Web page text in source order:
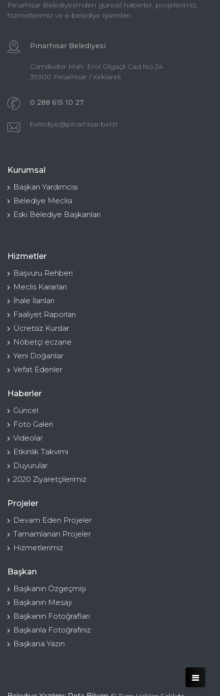
Pınarhisar Belediyesi'nden güncel haberler, projelerimiz,
hizmetlerimiz ve e-belediye işlemleri
Pınarhisar Belediyesi
Camiikebir Mah. Erol Olgaçlı Cad.No:24
39300 Pınarhisar / Kırklareli
0 288 615 10 27
belediye@pinarhisar.bel.tr
Kurumsal
Başkan Yardımcısı
Belediye Meclisi
Eski Belediye Başkanları
Hizmetler
Başvuru Rehberi
Meclis Kararları
İhale İlanları
Faaliyet Raporları
Ücretsiz Kurslar
Nöbetçi eczane
Yeni Doğanlar
Vefat Edenler
Haberler
Güncel
Foto Galeri
Videolar
Etkinlik Takvimi
Duyurular
2020 Ziyaretçilerimiz
Projeler
Devam Eden Projeler
Tamamlanan Projeler
Hizmetlerimiz
Başkan
Başkanın Özgeçmişi
Başkanın Mesajı
Başkanın Fotoğrafları
Başkanla Fotoğrafınız
Başkana Yazın